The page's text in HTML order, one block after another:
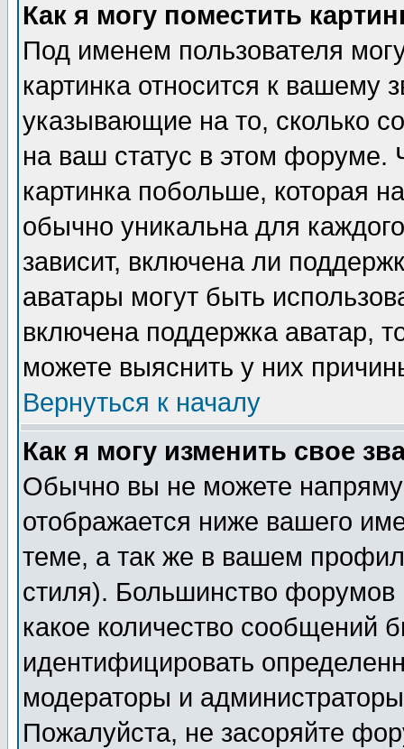
Как я могу поместить
Под именем пользователя
картинка относится к вашему
указывающие на то, сколько
на ваш статус в этом форуме.
картинка побольше, которая
обычно уникальна для
зависит, включена ли
аватары могут быть
включена поддержка аватар,
можете выяснить у них
Вернуться к началу
Как я могу изменить свое
Обычно вы не можете
отображается ниже вашего
теме, а так же в вашем
стиля). Большинство форумов
какое количество сообщений
идентифицировать
модераторы и
Пожалуйста, не засоряйте